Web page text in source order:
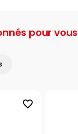
pour vous
favorite_border